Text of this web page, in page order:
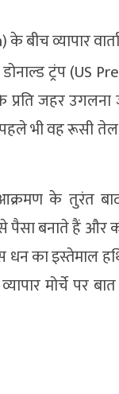
व्यापार
ट्रंप (US
जहर उगलना
भी वह रूसी
के तुरंत
पैसा बनाते हैं और
का इस्तेमाल
मोर्चे पर